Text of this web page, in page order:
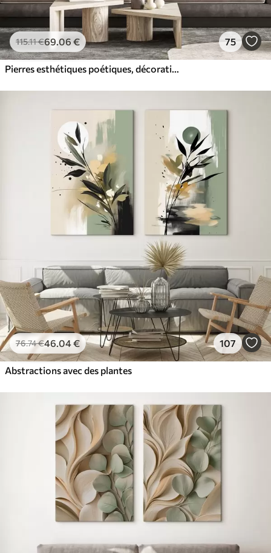
115.11€69.06 € 75
Pierres esthétiques poétiques, décoration intérieure, éclairage naturel
76.74€46.04€ 107
Abstractions avec des plantes